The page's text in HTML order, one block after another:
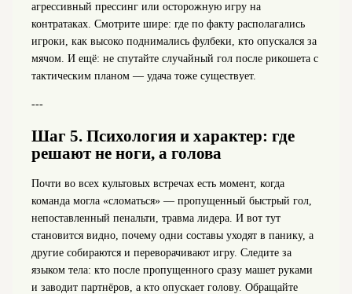
агрессивный прессинг или осторожную игру на
контратаках. Смотрите шире: где по факту располагались
игроки, как высоко поднимались фулбеки, кто опускался за
мячом. И ещё: не спутайте случайный гол после рикошета с
тактическим планом — удача тоже существует.
---
Шаг 5. Психология и характер: где
решают не ноги, а голова
Почти во всех культовых встречах есть момент, когда
команда могла «сломаться» — пропущенный быстрый гол,
непоставленный пенальти, травма лидера. И вот тут
становится видно, почему одни составы уходят в панику, а
другие собираются и переворачивают игру. Следите за
языком тела: кто после пропущенного сразу машет руками
и заводит партнёров, а кто опускает голову. Обращайте